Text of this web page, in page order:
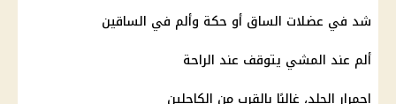
شد في عضلات الساق أو حكة وألم في الساقين
ألم عند المشي يتوقف عند الراحة
احمرار الجلد، غالبًا بالقرب من الكاحلين